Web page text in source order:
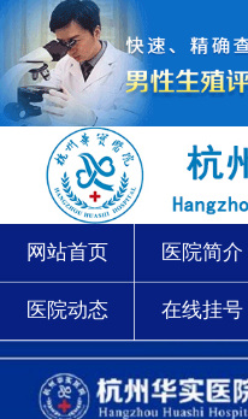
网站首页 医院简介
医院动态 在线挂号